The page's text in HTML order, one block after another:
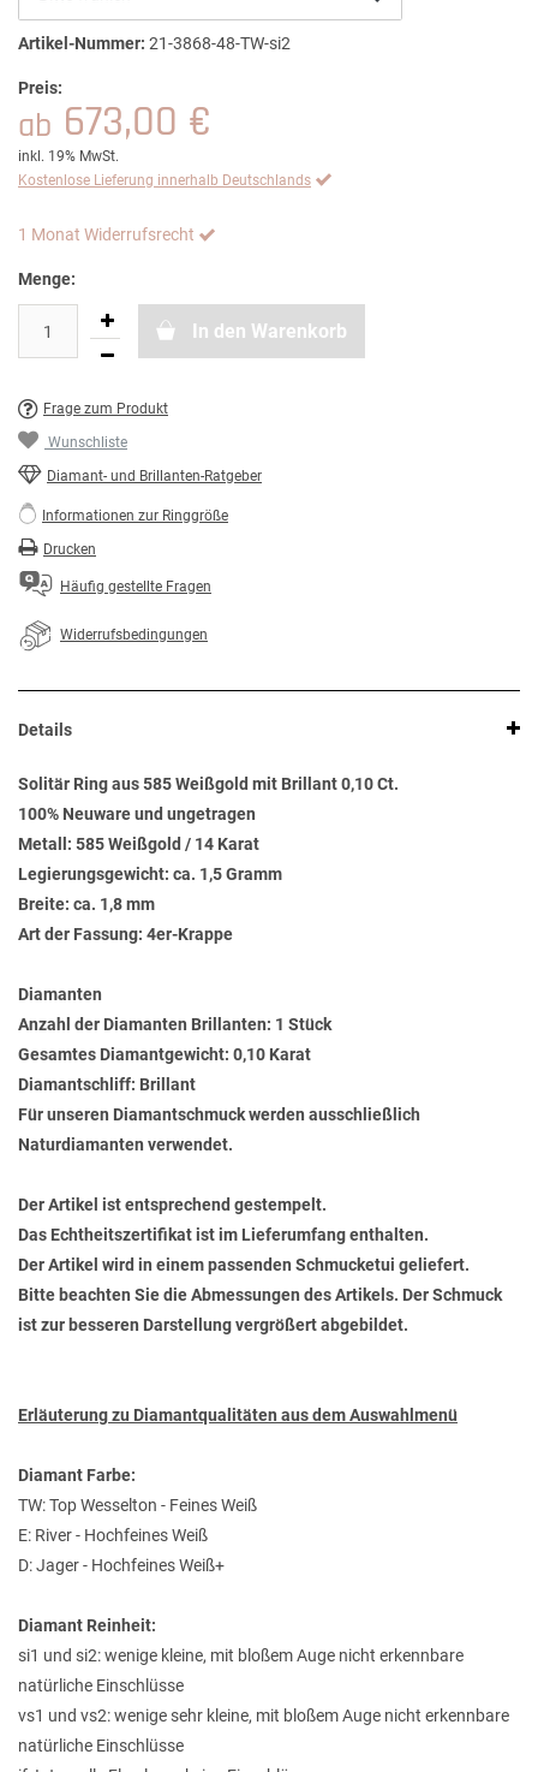
Artikel-Nummer: 21-3868-48-TW-si2
Preis:
ab 673,00 €
inkl. 19% MwSt.
Kostenlose Lieferung innerhalb Deutschlands
1 Monat Widerrufsrecht
Menge:
In den Warenkorb
Frage zum Produkt
Wunschliste
Diamant- und Brillanten-Ratgeber
Informationen zur Ringgröße
Drucken
Häufig gestellte Fragen
Widerrufsbedingungen
Details
Solitär Ring aus 585 Weißgold mit Brillant 0,10 Ct.
100% Neuware und ungetragen
Metall: 585 Weißgold / 14 Karat
Legierungsgewicht: ca. 1,5 Gramm
Breite: ca. 1,8 mm
Art der Fassung: 4er-Krappe
Diamanten
Anzahl der Diamanten Brillanten: 1 Stück
Gesamtes Diamantgewicht: 0,10 Karat
Diamantschliff: Brillant
Für unseren Diamantschmuck werden ausschließlich
Naturdiamanten verwendet.
Der Artikel ist entsprechend gestempelt.
Das Echtheitszertifikat ist im Lieferumfang enthalten.
Der Artikel wird in einem passenden Schmucketui geliefert.
Bitte beachten Sie die Abmessungen des Artikels. Der Schmuck
ist zur besseren Darstellung vergrößert abgebildet.
Erläuterung zu Diamantqualitäten aus dem Auswahlmenü
Diamant Farbe:
TW: Top Wesselton - Feines Weiß
E: River - Hochfeines Weiß
D: Jager - Hochfeines Weiß+
Diamant Reinheit:
si1 und si2: wenige kleine, mit bloßem Auge nicht erkennbare
natürliche Einschlüsse
vs1 und vs2: wenige sehr kleine, mit bloßem Auge nicht erkennbare
natürliche Einschlüsse